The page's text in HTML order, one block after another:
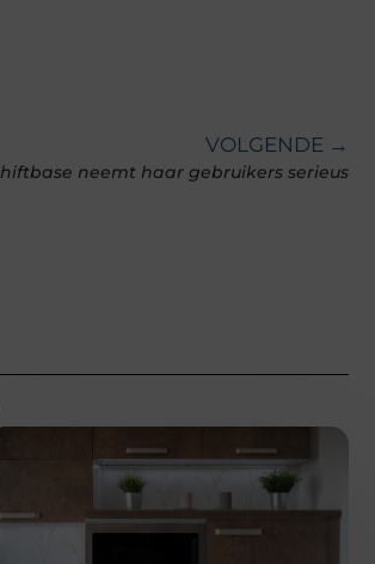
VOLGENDE →
neemt haar gebruikers serieus